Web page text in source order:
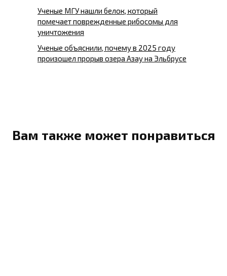
Ученые МГУ нашли белок, который
помечает поврежденные рибосомы для
уничтожения
Ученые объяснили, почему в 2025 году
произошел прорыв озера Азау на Эльбрусе
Вам также может понравиться